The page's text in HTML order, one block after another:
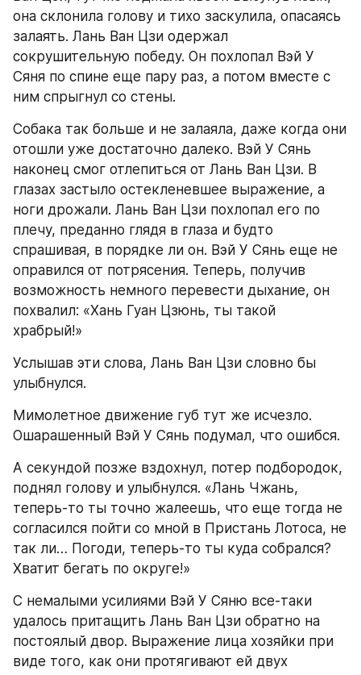
она склонила голову и тихо заскулила, опасаясь
залаять. Лань Ван Цзи одержал
сокрушительную победу. Он похлопал Вэй У
Сяня по спине еще пару раз, а потом вместе с
ним спрыгнул со стены.
Собака так больше и не залаяла, даже когда они
отошли уже достаточно далеко. Вэй У Сянь
наконец смог отлепиться от Лань Ван Цзи. В
глазах застыло остекленевшее выражение, а
ноги дрожали. Лань Ван Цзи похлопал его по
плечу, преданно глядя в глаза и будто
спрашивая, в порядке ли он. Вэй У Сянь еще не
оправился от потрясения. Теперь, получив
возможность немного перевести дыхание, он
похвалил: «Хань Гуан Цзюнь, ты такой
храбрый!»
Услышав эти слова, Лань Ван Цзи словно бы
улыбнулся.
Мимолетное движение губ тут же исчезло.
Ошарашенный Вэй У Сянь подумал, что ошибся.
А секундой позже вздохнул, потер подбородок,
поднял голову и улыбнулся. «Лань Чжань,
теперь-то ты точно жалеешь, что еще тогда не
согласился пойти со мной в Пристань Лотоса, не
так ли… Погоди, теперь-то ты куда собрался?
Хватит бегать по округе!»
С немалыми усилиями Вэй У Сяню все-таки
удалось притащить Лань Ван Цзи обратно на
постоялый двор. Выражение лица хозяйки при
виде того, как они протягивают ей двух